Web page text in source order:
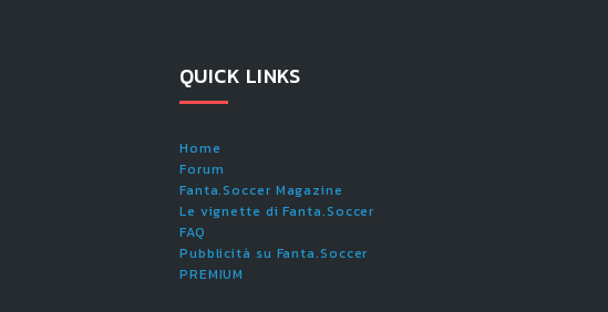
QUICK LINKS
Home
Forum
Fanta.Soccer Magazine
Le vignette di Fanta.Soccer
FAQ
Pubblicità su Fanta.Soccer
PREMIUM